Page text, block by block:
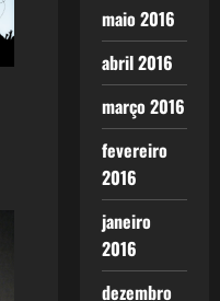
maio 2016
abril 2016
março 2016
fevereiro
2016
janeiro
2016
dezembro